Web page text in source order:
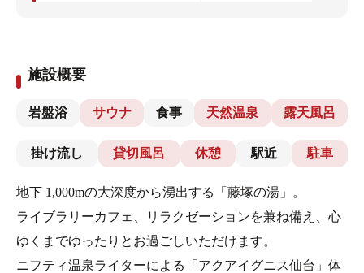
施設概要
岩盤浴 サウナ 食事 天然温泉 露天風呂
掛け流し 貸切風呂 休憩 駅近 駐車
地下 1,000mの大深度から湧出する「藤塚の湯」。
ライブラリーカフェ、リラクゼーションを兼ね備え、心
ゆくまでゆったりとお過ごしいただけます。
ニフティ温泉ライターによる「アクアイグニス仙台」体